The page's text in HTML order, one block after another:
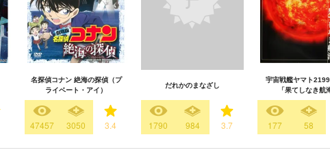
名探偵コナン 絶海の探偵（プ
ライベート・アイ）
47457 3050 3.4
だれかのまなざし
1790 984 3.7
宇宙戦艦ヤマト
「果てしなき航
177 58